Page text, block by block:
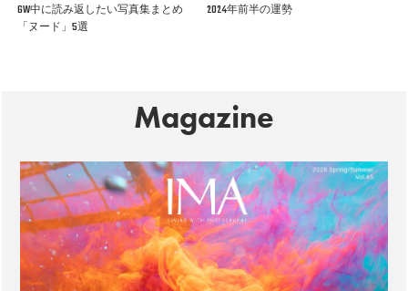
GW中に読み返したい写真集まとめ
「ヌード」5選
2024年前半の運勢
Magazine